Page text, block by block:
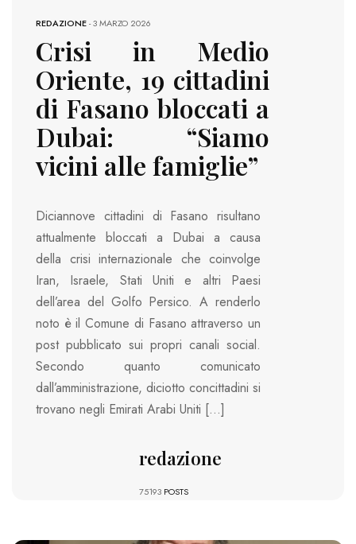
REDAZIONE-3 MARZO 2026
Crisi in Medio
Oriente, 19 cittadini
di Fasano bloccati a
Dubai: “Siamo
vicini alle famiglie”
Diciannove cittadini di Fasano risultano
attualmente bloccati a Dubai a causa
della crisi internazionale che coinvolge
Iran, Israele, Stati Uniti e altri Paesi
dell’area del Golfo Persico. A renderlo
noto è il Comune di Fasano attraverso un
post pubblicato sui propri canali social.
Secondo quanto comunicato
dall’amministrazione, diciotto concittadini si
trovano negli Emirati Arabi Uniti […]
redazione
75193 POSTS